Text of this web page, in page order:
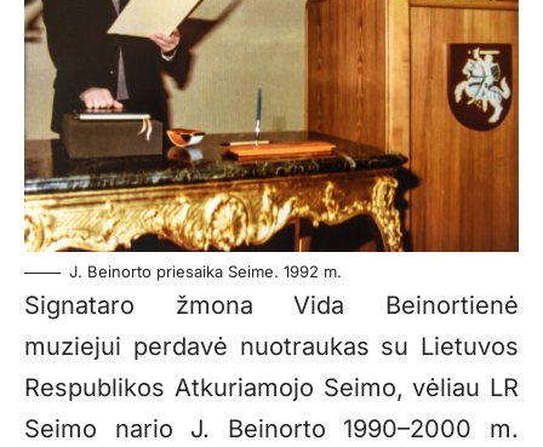
J. Beinorto priesaika Seime. 1992 m.
Signataro žmona Vida Beinortienė
muziejui perdavė nuotraukas su Lietuvos
Respublikos Atkuriamojo Seimo, vėliau LR
Seimo nario J. Beinorto 1990–2000 m.